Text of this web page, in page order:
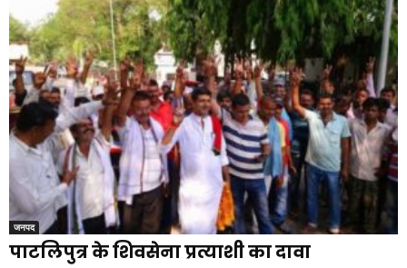
जनपद
पाटलिपुत्र के शिवसेना प्रत्याशी का दावा